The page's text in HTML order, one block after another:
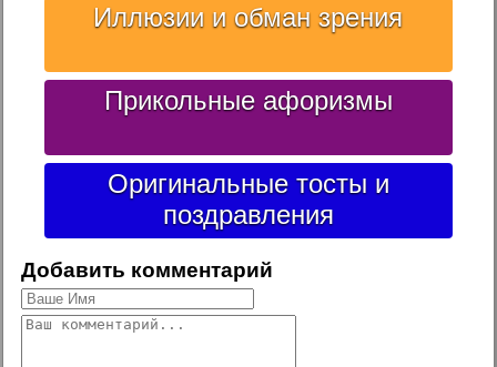
Иллюзии и обман зрения
Прикольные афоризмы
Оригинальные тосты и
поздравления
Добавить комментарий